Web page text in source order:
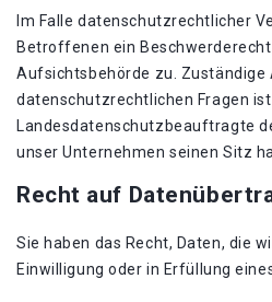
Im Falle datenschutzrechtlicher
Betroffenen ein
Aufsichtsbehörde zu. Zuständige
datenschutzrechtlichen Fragen
Landesdatenschutzbeauftragte
unser Unternehmen seinen Sitz
Recht auf
Sie haben das Recht, Daten, die
Einwilligung oder in Erfüllung